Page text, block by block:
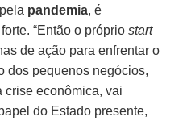
pandemia, é
“Então o própriostart
de ação para enfrentar o
dos pequenos negócios,
crise econômica, vai
do Estado presente,